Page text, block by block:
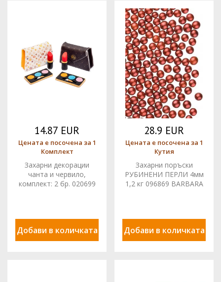
14.87 EUR
Цената е посочена за 1
Комплект
Захарни декорации
чанта и червило,
комплект: 2 бр. 020699
Добави в количката
28.9 EUR
Цената е посочена за 1
Кутия
Захарни поръски
РУБИНЕНИ ПЕРЛИ 4мм
1,2 кг 096869 BARBARA
Добави в количката